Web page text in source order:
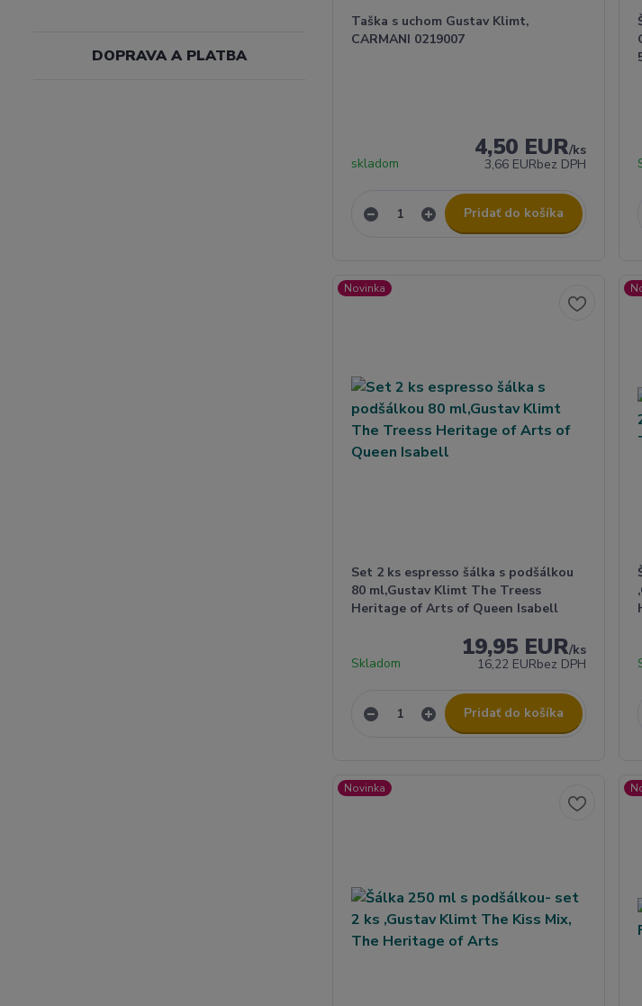
Taška s uchom Gustav Klimt,
CARMANI 0219007
4,50 EUR/ks
3,66 EURbez DPH
skladom
Pridať do košíka
Novinka
Set 2 ks espresso šálka s podšálkou
80 ml,Gustav Klimt The Treess
Heritage of Arts of Queen Isabell
19,95 EUR/ks
16,22 EURbez DPH
Skladom
Pridať do košíka
Novinka
DOPRAVA A PLATBA